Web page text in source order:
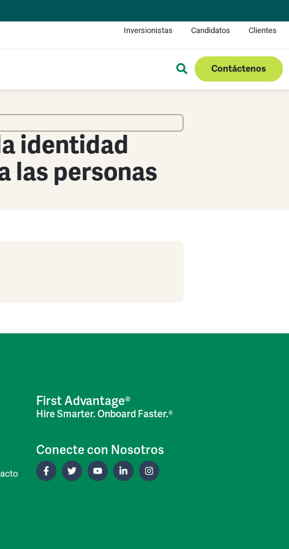
Inversionistas Candidatos Clientes
Contáctenos
identidad
las personas
First Advantage®
Hire Smarter. Onboard Faster.®
Conecte con Nosotros